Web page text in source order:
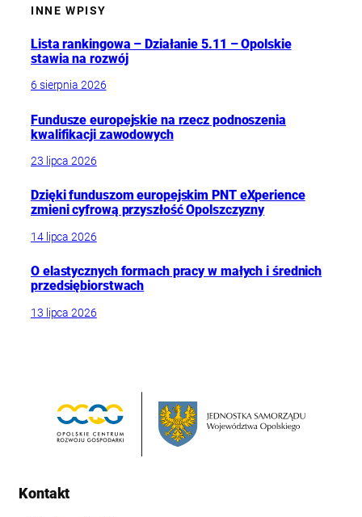
INNE WPISY
Lista rankingowa – Działanie 5.11 – Opolskie
stawia na rozwój
6 sierpnia 2026
Fundusze europejskie na rzecz podnoszenia
kwalifikacji zawodowych
23 lipca 2026
Dzięki funduszom europejskim PNT eXperience
zmieni cyfrową przyszłość Opolszczyzny
14 lipca 2026
O elastycznych formach pracy w małych i średnich
przedsiębiorstwach
13 lipca 2026
Kontakt